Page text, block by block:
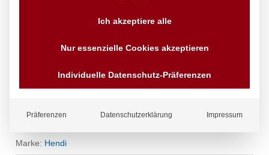
Konvektionsofen mit Luftbefeuchter
NANO, HENDI, 230V/3200W,
Marke: Hendi
Ich akzeptiere alle
Nur essenzielle Cookies akzeptieren
Individuelle Datenschutz-Präferenzen
Präferenzen Datenschutzerklärung Impressum